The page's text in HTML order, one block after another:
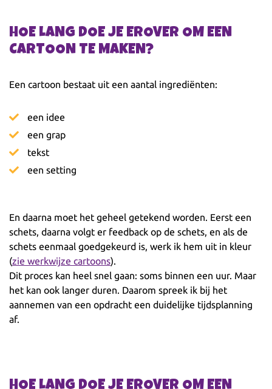
HOE LANG DOE JE EROVER OM EEN
CARTOON TE MAKEN?
Een cartoon bestaat uit een aantal ingrediënten:
een idee
een grap
tekst
een setting
En daarna moet het geheel getekend worden. Eerst een
schets, daarna volgt er feedback op de schets, en als de
schets eenmaal goedgekeurd is, werk ik hem uit in kleur
(zie werkwijze cartoons).
Dit proces kan heel snel gaan: soms binnen een uur. Maar
het kan ook langer duren. Daarom spreek ik bij het
aannemen van een opdracht een duidelijke tijdsplanning
af.